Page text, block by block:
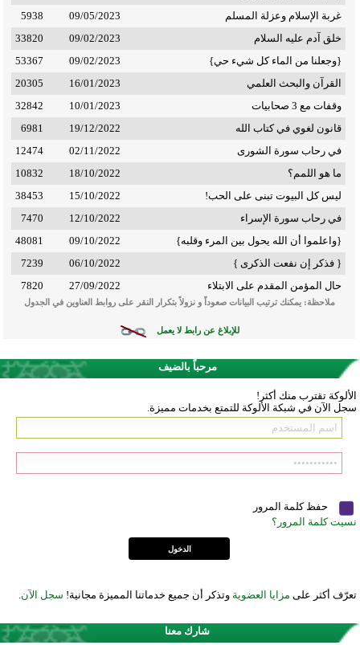
غربة الإسلام وعزلة المسلم
09/05/2023
5938
خلق آدم عليه السلام
09/02/2023
33820
{وجعلنا من الماء كل شيء حي}
09/02/2023
53367
القرآن والبحث العلمي
16/01/2023
20305
وقفات مع 3 صحابيات
10/01/2023
32842
قانون لغوي في كتاب الله
19/12/2022
6981
في رحاب سورة الشورى
02/11/2022
12474
ما هو اللمم؟
18/10/2022
10832
ليس كل البيوت تبنى على الحب!
15/10/2022
38453
في رحاب سورة الإسراء
12/10/2022
7470
{واعلموا أن الله يحول بين المرء وقلبه}
09/10/2022
48081
{ فذكر إن نفعت الذكرى }
06/10/2022
7239
حال المؤمن المقدم على الابتلاء
27/09/2022
7820
ملاحظة: يمكنك ترتيب البيانات صعوداً و نزولاً بتكرار النقر على روابط العناوين في الجدول
للإبلاغ عن رابط لا يعمل
مرحباً بالضيف
الألوكة تقترب منك أكثر!
سجل الآن في شبكة الألوكة للتمتع بخدمات مميزة.
حفظ كلمة المرور
نسيت كلمة المرور؟
تعرّف أكثر على مزايا العضوية وتذكر أن جميع خدماتنا المميزة مجانية! سجل الآن.
شارك معنا